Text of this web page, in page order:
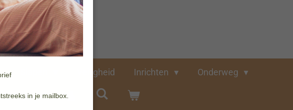
in je mailbox.
Veiligheid Inrichten Onderweg